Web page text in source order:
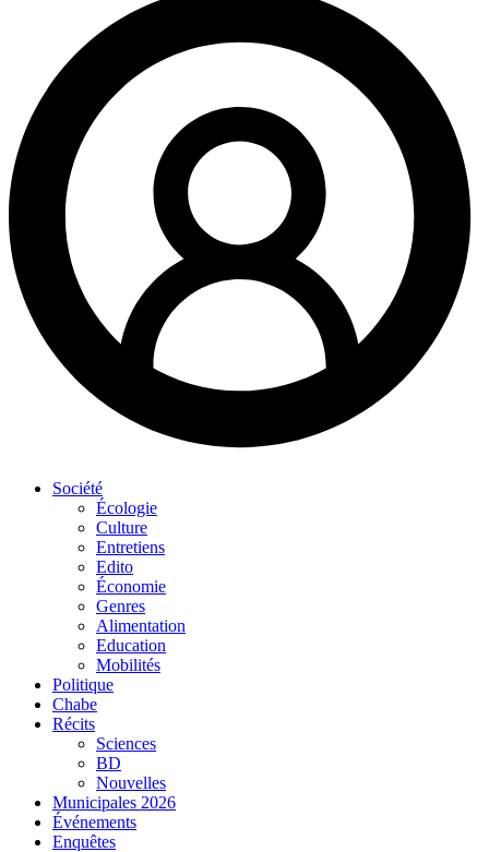
Société
Écologie
Culture
Entretiens
Edito
Économie
Genres
Alimentation
Education
Mobilités
Politique
Chabe
Récits
Sciences
BD
Nouvelles
Municipales 2026
Événements
Enquêtes